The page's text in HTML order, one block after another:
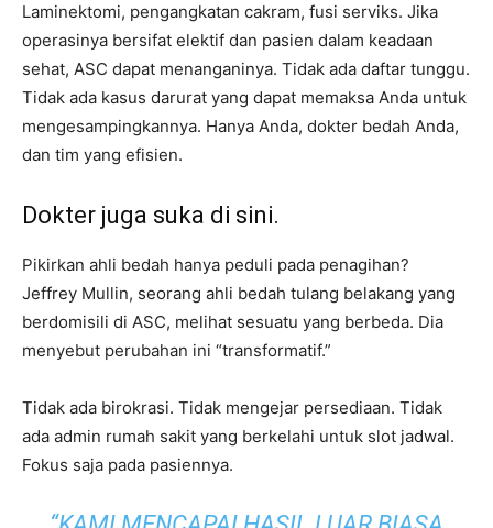
Laminektomi, pengangkatan cakram, fusi serviks. Jika
operasinya bersifat elektif dan pasien dalam keadaan
sehat, ASC dapat menanganinya. Tidak ada daftar tunggu.
Tidak ada kasus darurat yang dapat memaksa Anda untuk
mengesampingkannya. Hanya Anda, dokter bedah Anda,
dan tim yang efisien.
Dokter juga suka di sini.
Pikirkan ahli bedah hanya peduli pada penagihan?
Jeffrey Mullin, seorang ahli bedah tulang belakang yang
berdomisili di ASC, melihat sesuatu yang berbeda. Dia
menyebut perubahan ini “transformatif.”
Tidak ada birokrasi. Tidak mengejar persediaan. Tidak
ada admin rumah sakit yang berkelahi untuk slot jadwal.
Fokus saja pada pasiennya.